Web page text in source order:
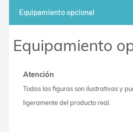
Equipamiento opcional
Equipamiento
Atención
Todas las figuras son ilustrativas y
ligeramente del producto real.